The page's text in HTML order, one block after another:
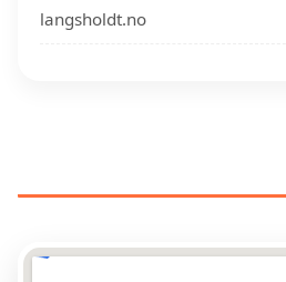
langsholdt.no